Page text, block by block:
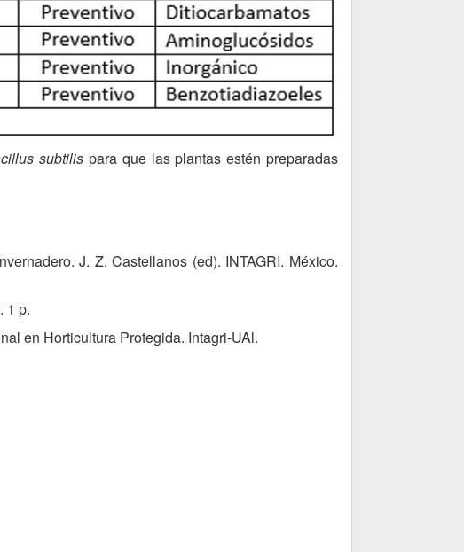
subtilis para que las plantas estén preparadas
J. Z. Castellanos (ed). INTAGRI. México.
1 p.
en Horticultura Protegida. Intagri-UAl.